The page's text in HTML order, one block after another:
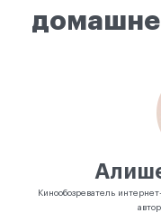
Кинообозреватель